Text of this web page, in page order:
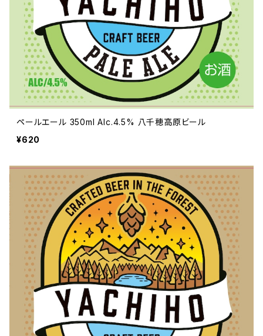
ペールエール 350ml Alc.4.5% 八千穂高原ビール
¥620